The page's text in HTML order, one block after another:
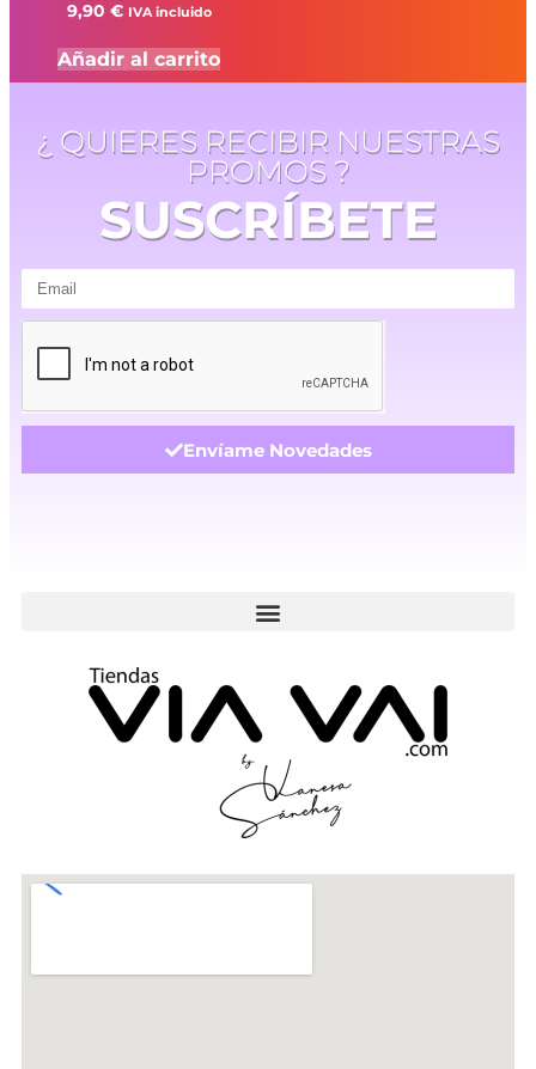
9,90 € IVA incluido
Añadir al carrito
¿ QUIERES RECIBIR NUESTRAS
PROMOS ?
SUSCRÍBETE
Envíame Novedades